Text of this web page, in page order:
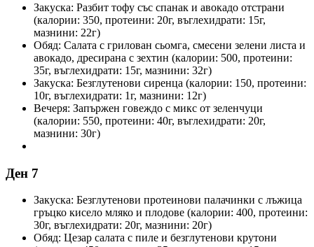
Закуска: Разбит тофу със спанак и авокадо отстрани
(калории: 350, протеини: 20г, въглехидрати: 15г,
мазнини: 22г)
Обяд: Салата с грилован сьомга, смесени зелени листа и
авокадо, дресирана с зехтин (калории: 500, протеини:
35г, въглехидрати: 15г, мазнини: 32г)
Закуска: Безглутенови сиренца (калории: 150, протеини:
10г, въглехидрати: 1г, мазнини: 12г)
Вечеря: Запържен говеждо с микс от зеленчуци
(калории: 550, протеини: 40г, въглехидрати: 20г,
мазнини: 30г)
Ден 7
Закуска: Безглутенови протеинови палачинки с лъжица
гръцко кисело мляко и плодове (калории: 400, протеини:
30г, въглехидрати: 20г, мазнини: 20г)
Обяд: Цезар салата с пиле и безглутенови крутони